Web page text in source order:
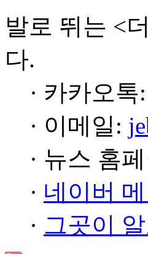
발로 뛰는 <
다.
· 카카오
· 이메일:
· 뉴스 홈
· 네이버
· 그곳이